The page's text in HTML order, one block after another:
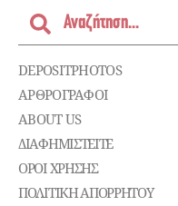
DEPOSITPHOTOS
ΑΡΘΡΟΓΡΑΦΟΙ
ABOUT US
ΔΙΑΦΗΜΙΣΤΕΊΤΕ
ΌΡΟΙ ΧΡΉΣΗΣ
ΠΟΛΙΤΙΚΉ ΑΠΟΡΡΉΤΟΥ